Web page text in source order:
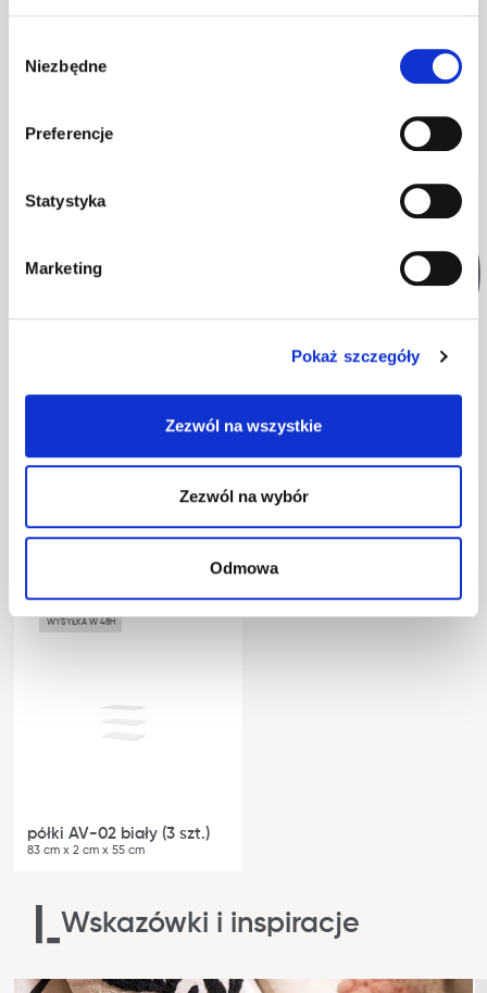
zgody
Niezbędne
Preferencje
Statystyka
Marketing
Pokaż szczegóły
Zezwól na wszystkie
Zezwól na wybór
Odmowa
szafa AV-01 piasek
170 cm x 225 cm x 60 cm 83 cm x 2 cm x 55 cm
Dodatkowe półki do szafy
WYSYŁKA W 48H
półki AV-02 biały (3 szt.)
83 cm x 2 cm x 55 cm
Wskazówki i inspiracje